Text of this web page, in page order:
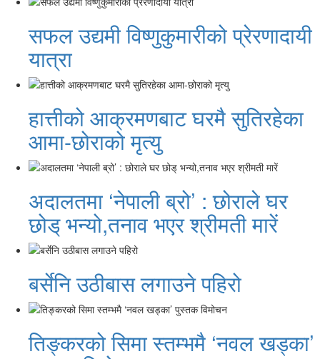
सफल उद्यमी विष्णुकुमारीको प्रेरणादायी
यात्रा
हात्तीको आक्रमणबाट घरमै सुतिरहेका
आमा-छोराको मृत्यु
अदालतमा ‘नेपाली ब्रो’ : छोराले घर
छोड् भन्यो,तनाव भएर श्रीमती मारें
बर्सेनि उठीबास लगाउने पहिरो
तिङ्करको सिमा स्तम्भमै ‘नवल खड्का’